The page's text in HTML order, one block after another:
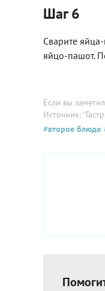
Шаг 6
Сварите
яйцо-пашот.
Если вы
Источник:
#второе блюдо